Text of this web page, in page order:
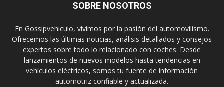
SOBRE NOSOTROS
En Gossipvehiculo, vivimos por la pasión del automovilismo.
Ofrecemos las últimas noticias, análisis detallados y consejos
expertos sobre todo lo relacionado con coches. Desde
lanzamientos de nuevos modelos hasta tendencias en
vehículos eléctricos, somos tu fuente de información
automotriz confiable y actualizada.